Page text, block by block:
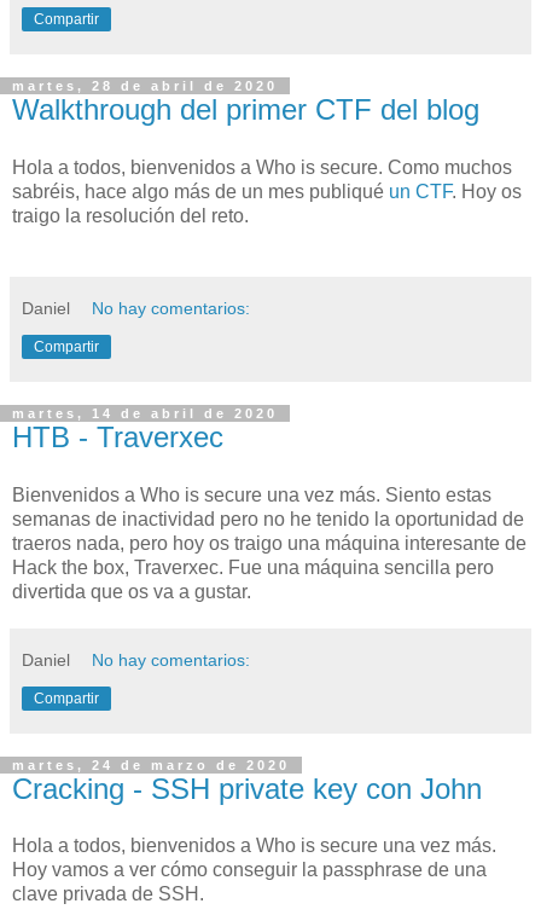
Compartir
martes, 28 de abril de 2020
Walkthrough del primer CTF del blog
Hola a todos, bienvenidos a Who is secure. Como muchos
sabréis, hace algo más de un mes publiqué un CTF. Hoy os
traigo la resolución del reto.
Daniel No hay comentarios:
Compartir
martes, 14 de abril de 2020
HTB - Traverxec
Bienvenidos a Who is secure una vez más. Siento estas
semanas de inactividad pero no he tenido la oportunidad de
traeros nada, pero hoy os traigo una máquina interesante de
Hack the box, Traverxec. Fue una máquina sencilla pero
divertida que os va a gustar.
Daniel No hay comentarios:
Compartir
martes, 24 de marzo de 2020
Cracking - SSH private key con John
Hola a todos, bienvenidos a Who is secure una vez más.
Hoy vamos a ver cómo conseguir la passphrase de una
clave privada de SSH.